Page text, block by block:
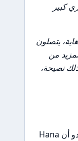
كبير
يتصلون
من
نصيحة،
بناءً على ملاحظات المستخدمين، يبدو أن Hana